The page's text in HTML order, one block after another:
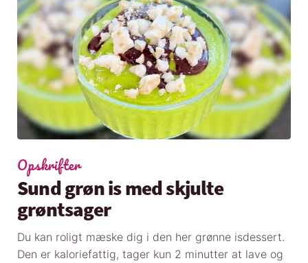
Opskrifter
Sund grøn is med skjulte
grøntsager
Du kan roligt mæske dig i den her grønne isdessert.
Den er kaloriefattig, tager kun 2 minutter at lave og